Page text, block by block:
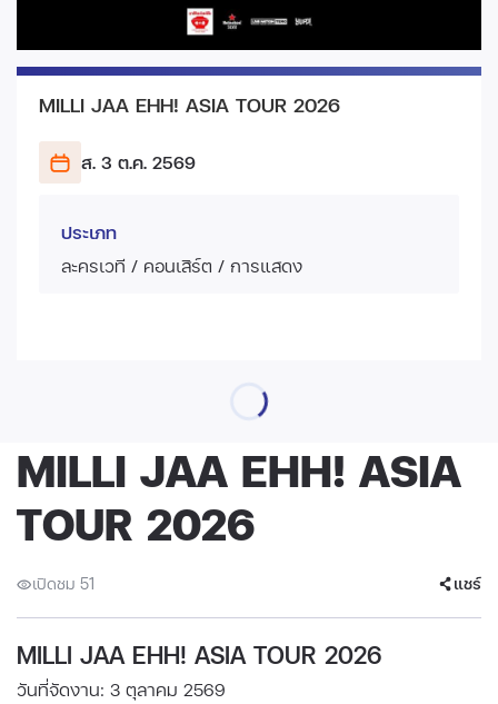
MILLI JAA EHH! ASIA TOUR 2026
ส. 3 ต.ค. 2569
ประเภท
ละครเวที / คอนเสิร์ต / การแสดง
MILLI JAA EHH! ASIA
TOUR 2026
เปิดชม 51 แชร์
MILLI JAA EHH! ASIA TOUR 2026
วันที่จัดงาน: 3 ตุลาคม 2569